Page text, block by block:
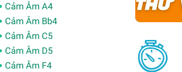
Cảm Âm A4
Cảm Âm Bb4
Cảm Âm C5
Cảm Âm D5
Cảm Âm F4